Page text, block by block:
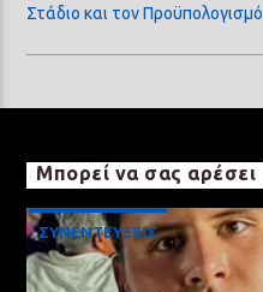
Στάδιο και τον Προϋπολογισμό
Μπορεί να σας αρέσει
ΣΥΝΕΝΤΕΥΞΕΙΣ